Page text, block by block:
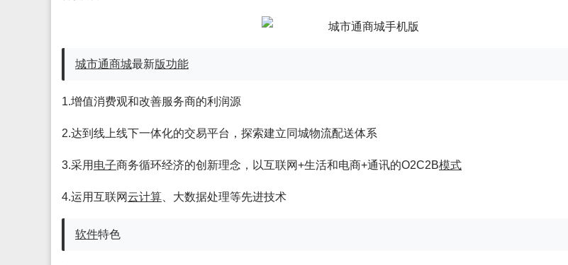
城市通商城最新版功能
1.增值消费观和改善服务商的利润源
2.达到线上线下一体化的交易平台，探索建立同城物流配送体系
3.采用 电子商务循环经济的创新理念，以互联网+生活和电商+通讯的O2C2B模式
4.运用互联网云计算 、大数据处理等先进技术
软件特色